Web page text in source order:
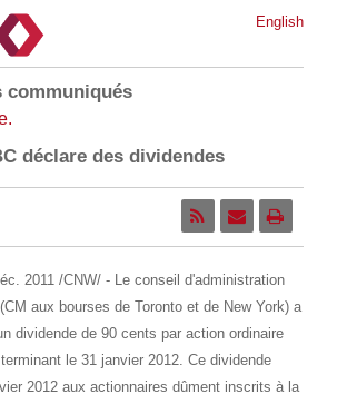
English
communiqués
déclare des dividendes
2011 /CNW/ - Le conseil d'administration
aux bourses deToronto et de New York) a
dividende de 90 cents par action ordinaire
le 31 janvier 2012. Ce dividende
2012 aux actionnaires dûment inscrits à la